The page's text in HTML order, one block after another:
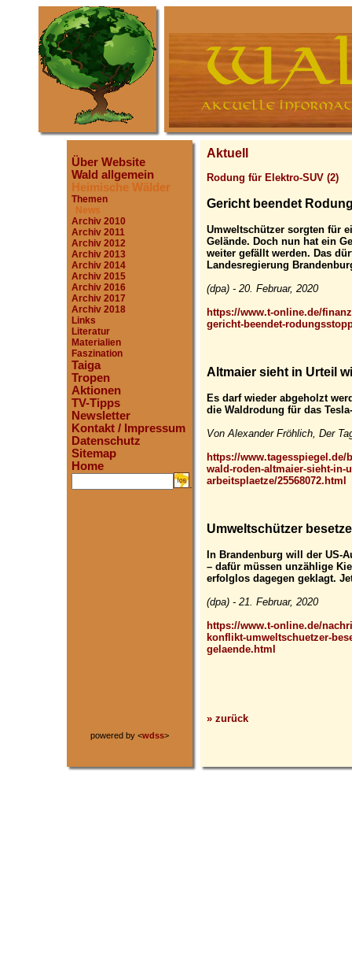
Über Website
Wald allgemein
Heimische Wälder
Themen
News
Archiv 2010
Archiv 2011
Archiv 2012
Archiv 2013
Archiv 2014
Archiv 2015
Archiv 2016
Archiv 2017
Archiv 2018
Links
Literatur
Materialien
Faszination
Taiga
Tropen
Aktionen
TV-Tipps
Newsletter
Kontakt / Impressum
Datenschutz
Sitemap
Home
.
powered by <wdss>
Aktuell
Rodung für Elektro-SUV (2)
Gericht beendet
Umweltschützer sorgten für
Gelände. Doch nun hat ein
weiter gefällt werden. Das
Landesregierung
(dpa) - 20. Februar, 2020
https://www.t-online.de/
gericht-beendet-
Altmaier sieht in Urteil
Es darf wieder abgeholzt
die Waldrodung für das
Von Alexander Fröhlich, Der
https://www.tagesspiegel.de/
wald-roden-altmaier-sieht-in-
arbeitsplaetze/25568072.html
Umweltschützer
In Brandenburg will der US-
– dafür müssen unzählige
erfolglos dagegen geklagt.
(dpa) - 21. Februar, 2020
https://www.t-online.de/
konflikt-umweltschuetzer-
gelaende.html
» zurück